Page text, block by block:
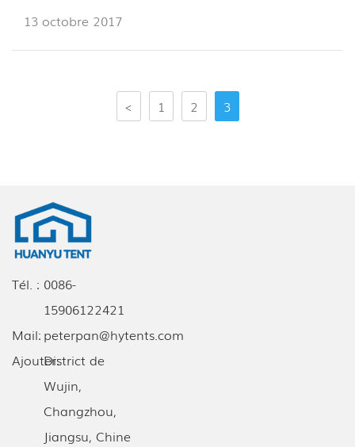
13 octobre 2017
< 1 2 3
Ajouter:District de
Wujin,
Changzhou,
Jiangsu, Chine
Tél. : 0086-
15906122421
Mail: peterpan@hytents.com